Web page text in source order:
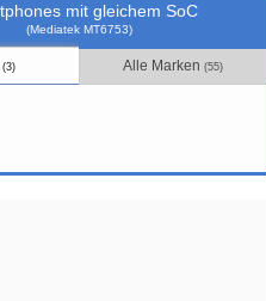
mit gleichem SoC
(Mediatek MT6753)
(3) Alle Marken(55)